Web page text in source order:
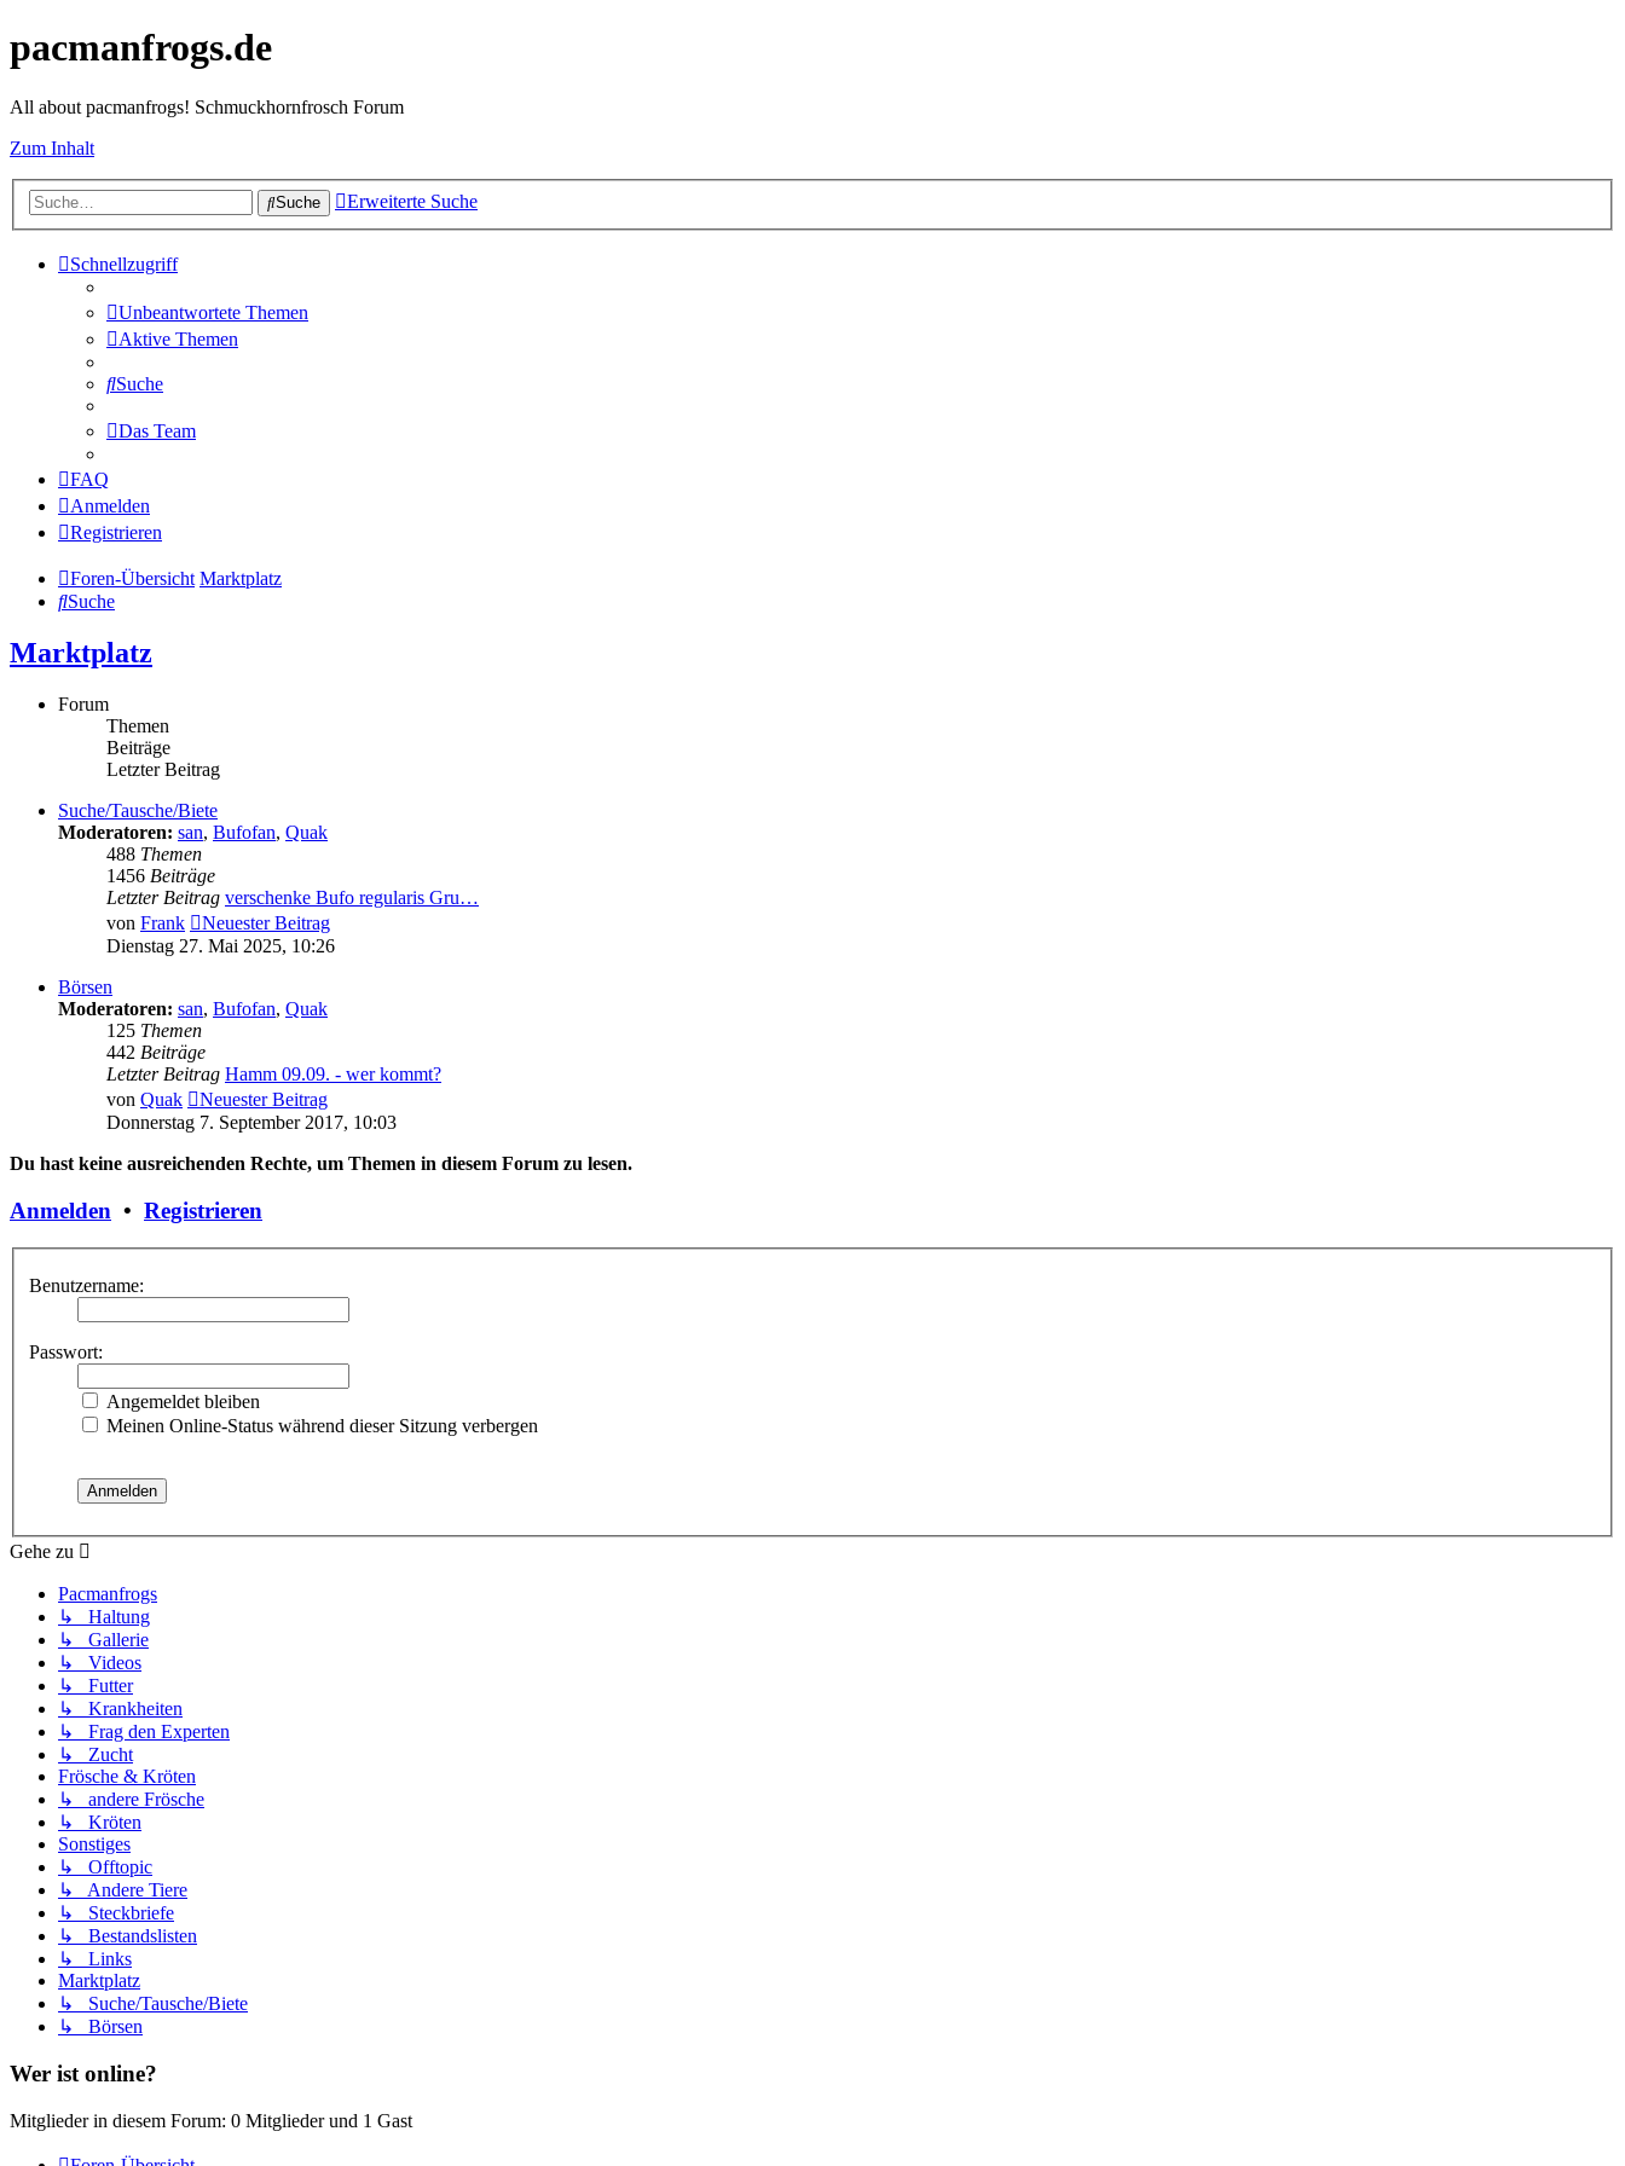
pacmanfrogs.de
All about pacmanfrogs! Schmuckhornfrosch Forum
Zum Inhalt
Suche Erweiterte Suche
Schnellzugriff
Unbeantwortete Themen
Aktive Themen
Suche
Das Team
FAQ
Anmelden
Registrieren
Foren-Übersicht Marktplatz
Suche
Marktplatz
Forum
Themen
Beiträge
Letzter Beitrag
Suche/Tausche/Biete
Moderatoren: san, Bufofan, Quak
488 Themen
1456 Beiträge
Letzter Beitrag verschenke Bufo regularis Gru…
von Frank
Neuester Beitrag
Dienstag 27. Mai 2025, 10:26
Börsen
Moderatoren: san, Bufofan, Quak
125 Themen
442 Beiträge
Letzter Beitrag Hamm 09.09. - wer kommt?
von Quak
Neuester Beitrag
Donnerstag 7. September 2017, 10:03
Du hast keine ausreichenden Rechte, um Themen in diesem Forum zu lesen.
Anmelden • Registrieren
Benutzername:
Passwort:
Angemeldet bleiben
Meinen Online-Status während dieser Sitzung verbergen
Gehe zu
Pacmanfrogs
↳ Haltung
↳ Gallerie
↳ Videos
↳ Futter
↳ Krankheiten
↳ Frag den Experten
↳ Zucht
Frösche & Kröten
↳ andere Frösche
↳ Kröten
Sonstiges
↳ Offtopic
↳ Andere Tiere
↳ Steckbriefe
↳ Bestandslisten
↳ Links
Marktplatz
↳ Suche/Tausche/Biete
↳ Börsen
Wer ist online?
Mitglieder in diesem Forum: 0 Mitglieder und 1 Gast